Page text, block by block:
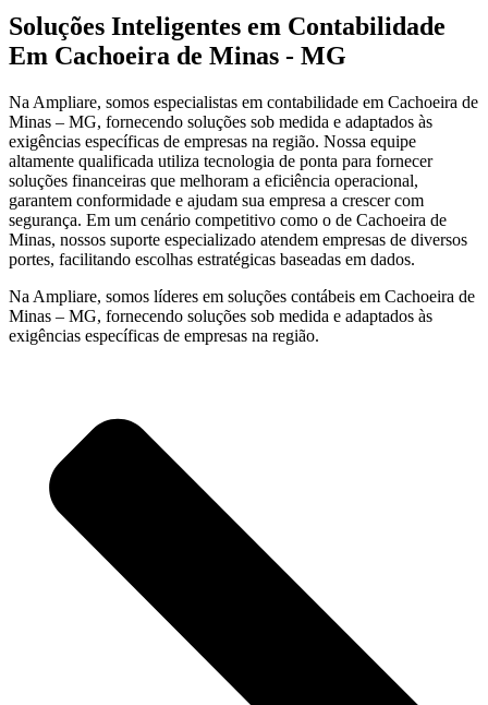
Soluções Inteligentes em Contabilidade
Em Cachoeira de Minas - MG
Na Ampliare, somos especialistas em contabilidade em Cachoeira de
Minas – MG, fornecendo soluções sob medida e adaptados às
exigências específicas de empresas na região. Nossa equipe
altamente qualificada utiliza tecnologia de ponta para fornecer
soluções financeiras que melhoram a eficiência operacional,
garantem conformidade e ajudam sua empresa a crescer com
segurança. Em um cenário competitivo como o de Cachoeira de
Minas, nossos suporte especializado atendem empresas de diversos
portes, facilitando escolhas estratégicas baseadas em dados.
Na Ampliare, somos líderes em soluções contábeis em Cachoeira de
Minas – MG, fornecendo soluções sob medida e adaptados às
exigências específicas de empresas na região.